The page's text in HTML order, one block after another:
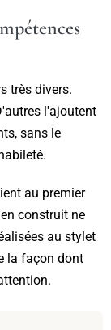
très divers.
l'ajoutent
sans le
au premier
construit ne
au stylet
la façon dont